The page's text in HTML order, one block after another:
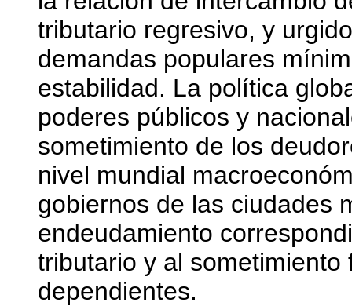
tributario regresivo, y
demandas populares
estabilidad. La política
poderes públicos y
sometimiento de los
nivel mundial
gobiernos de las ciudades
endeudamiento
tributario y al
dependientes.